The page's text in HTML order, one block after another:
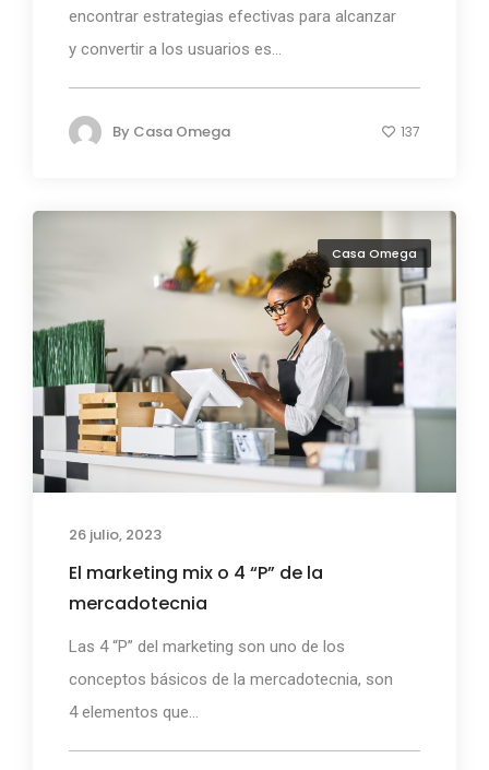
encontrar estrategias efectivas para alcanzar
y convertir a los usuarios es...
By Casa Omega 137
Casa Omega
26 julio, 2023
El marketing mix o 4 “P” de la
mercadotecnia
Las 4 “P” del marketing son uno de los
conceptos básicos de la mercadotecnia, son
4 elementos que...